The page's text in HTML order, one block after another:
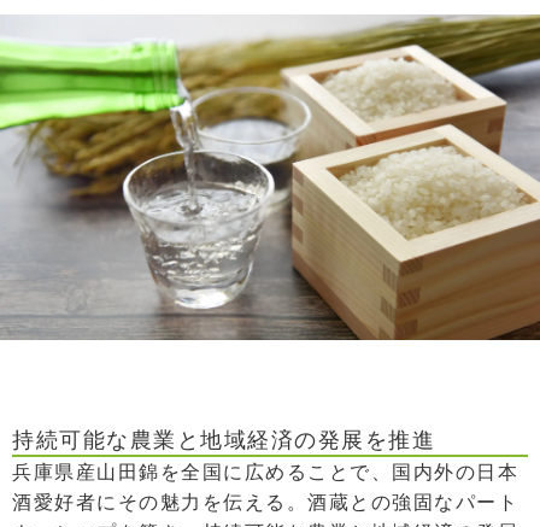
持続可能な農業と地域経済の発展を推進
兵庫県産山田錦を全国に広めることで、国内外の日本
酒愛好者にその魅力を伝える。酒蔵との強固なパート